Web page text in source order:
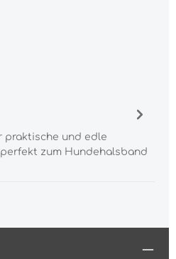
praktische und edle
zum Hundehalsband